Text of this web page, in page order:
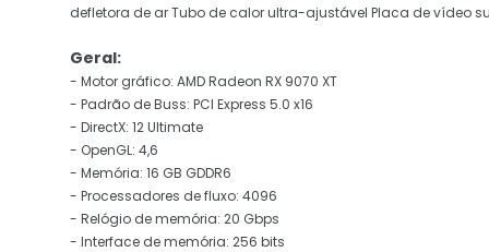
defletora de ar Tubo de calor ultra-ajustável Placa de vídeo
Geral:
- Motor gráfico: AMD Radeon RX 9070 XT
- Padrão de Buss: PCI Express 5.0 x16
- DirectX: 12 Ultimate
- OpenGL: 4,6
- Memória: 16 GB GDDR6
- Processadores de fluxo: 4096
- Relógio de memória: 20 Gbps
- Interface de memória: 256 bits